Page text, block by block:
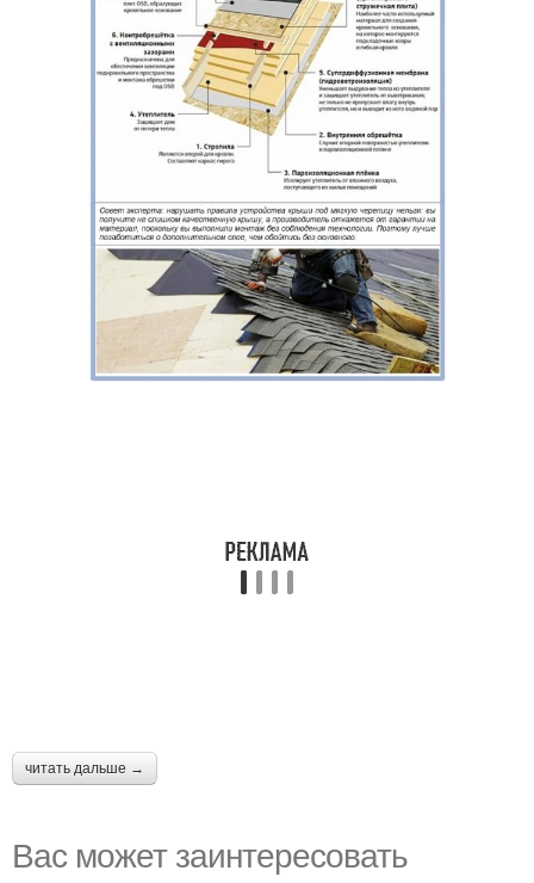
читать дальше →
Вас может заинтересовать